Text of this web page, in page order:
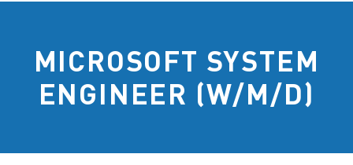
MICROSOFT SYSTEM
ENGINEER (W/M/D)